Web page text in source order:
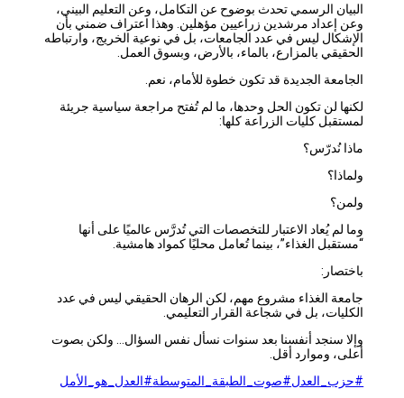
البيان الرسمي تحدث بوضوح عن التكامل، وعن التعليم البيني،
وعن إعداد مرشدين زراعيين مؤهلين. وهذا اعتراف ضمني بأن
الإشكال ليس في عدد الجامعات، بل في نوعية الخريج، وارتباطه
الحقيقي بالمزارع، بالماء، بالأرض، وبسوق العمل.
الجامعة الجديدة قد تكون خطوة للأمام، نعم.
لكنها لن تكون الحل وحدها، ما لم تُفتح مراجعة سياسية جريئة
لمستقبل كليات الزراعة كلها:
ماذا نُدرّس؟
وما لم يُعاد الاعتبار للتخصصات التي تُدرَّس عالميًا على أنها
“مستقبل الغذاء”، بينما تُعامل محليًا كمواد هامشية.
باختصار:
جامعة الغذاء مشروع مهم، لكن الرهان الحقيقي ليس في عدد
الكليات، بل في شجاعة القرار التعليمي.
وإلا سنجد أنفسنا بعد سنوات نسأل نفس السؤال… ولكن بصوت
أعلى، وموارد أقل.
#حزب_العدل #صوت_الطبقة_المتوسطة#العدل_هو_الأمل